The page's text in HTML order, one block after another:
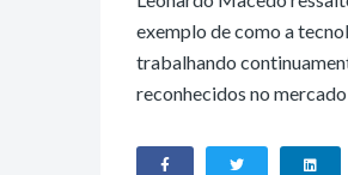
exemplo de como a
trabalhando
reconhecidos no